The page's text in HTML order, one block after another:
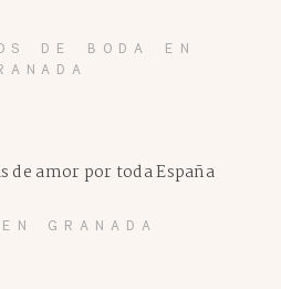
DE BODA EN
GRANADA
amor por toda España